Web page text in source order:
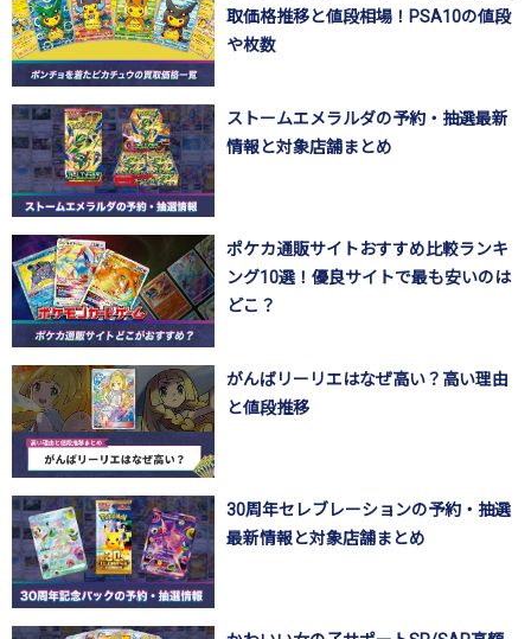
取価格推移と値段相場！PSA10の値段
や枚数
ストームエメラルダの予約・抽選最新
情報と対象店舗まとめ
ポケカ通販サイトおすすめ比較ランキ
ング10選！優良サイトで最も安いのは
どこ？
がんばリーリエはなぜ高い？高い理由
と値段推移
30周年セレブレーションの予約・抽選
最新情報と対象店舗まとめ